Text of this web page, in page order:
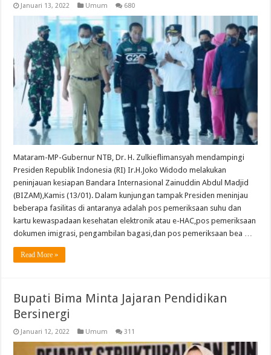
Januari 13, 2022 Umum 680
Mataram-MP-Gubernur NTB, Dr. H. Zulkieflimansyah mendampingi
Presiden Republik Indonesia (RI) Ir.H.Joko Widodo melakukan
peninjauan kesiapan Bandara Internasional Zainuddin Abdul Madjid
(BIZAM),Kamis (13/01). Dalam kunjungan tampak Presiden meninjau
beberapa fasilitas di antaranya adalah pos pemeriksaan suhu dan
kartu kewaspadaan kesehatan elektronik atau e-HAC,pos pemeriksaan
dokumen imigrasi, pengambilan bagasi,dan pos pemeriksaan bea …
Read More »
Bupati Bima Minta Jajaran Pendidikan
Bersinergi
Januari 12, 2022 Umum 311